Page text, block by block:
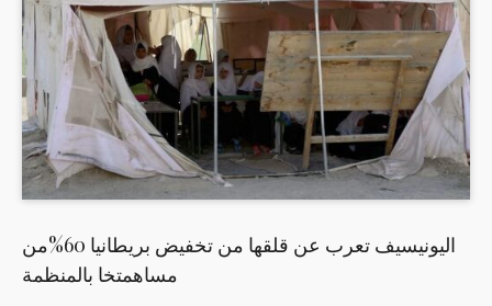
اليونيسيف تعرب عن قلقها من تخفيض بريطانيا 60%من
مساهمتخا بالمنظمة